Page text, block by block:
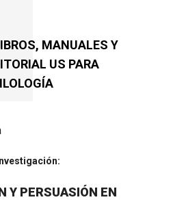
MANUALES Y
US PARA
Y PERSUASIÓN EN